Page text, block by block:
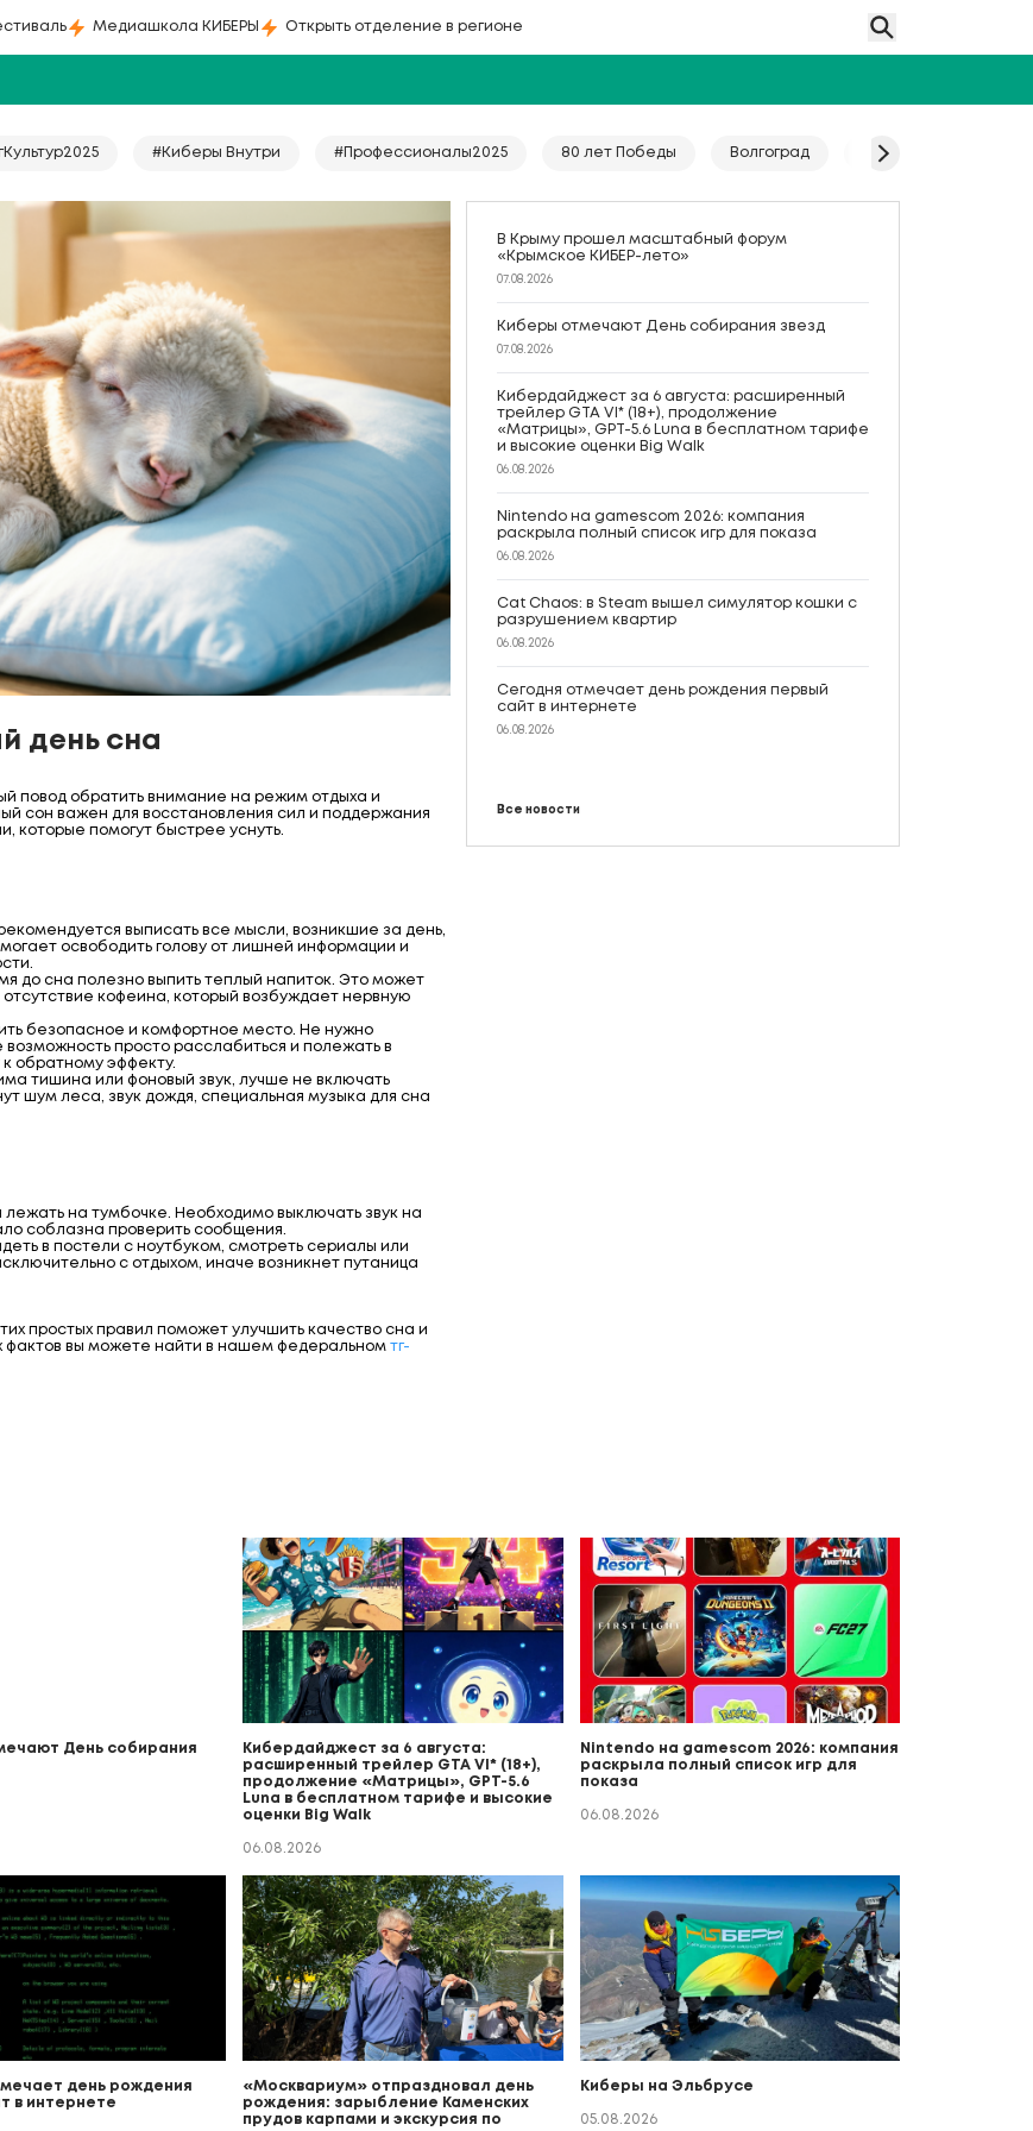
Медиашкола КИБЕРЫ Открыть отделение в регионе
#Киберы Внутри #Профессионалы2025 80 лет Победы Волгоград Гайд
день сна
повод обратить внимание на режим отдыха и
сон важен для восстановления сил и поддержания
которые помогут быстрее уснуть.
выписать все мысли, возникшие за день,
освободить голову от лишней информации и
до сна полезно выпить теплый напиток. Это может
кофеина, который возбуждает нервную
безопасное и комфортное место. Не нужно
возможность просто расслабиться и полежать в
обратному эффекту.
тишина или фоновый звук, лучше не включать
шум леса, звук дождя, специальная музыка для сна
на тумбочке. Необходимо выключать звук на
соблазна проверить сообщения.
в постели с ноутбуком, смотреть сериалы или
с отдыхом, иначе возникнет путаница
простых правил поможет улучшить качество сна и
фактов вы можете найти в нашем федеральном тг-
День собирания
Кибердайджест за 6 августа:
расширенный трейлер GTA VI* (18+),
продолжение «Матрицы», GPT-5.6
Luna в бесплатном тарифе и высокие
оценки Big Walk
06.08.2026
Nintendo на gamescom 2026: компания
раскрыла полный список игр для
показа
06.08.2026
день рождения
в интернете
«Москвариум» отпраздновал день
рождения: зарыбление Каменских
прудов карпами и экскурсия по
Киберы на Эльбрусе
05.08.2026
В Крыму прошел масштабный форум
«Крымское КИБЕР-лето»
07.08.2026
Киберы отмечают День собирания звезд
07.08.2026
Кибердайджест за 6 августа: расширенный
трейлер GTA VI* (18+), продолжение
«Матрицы», GPT-5.6 Luna в бесплатном тарифе
и высокие оценки Big Walk
06.08.2026
Nintendo на gamescom 2026: компания
раскрыла полный список игр для показа
06.08.2026
Cat Chaos: в Steam вышел симулятор кошки с
разрушением квартир
06.08.2026
Сегодня отмечает день рождения первый
сайт в интернете
06.08.2026
Все новости